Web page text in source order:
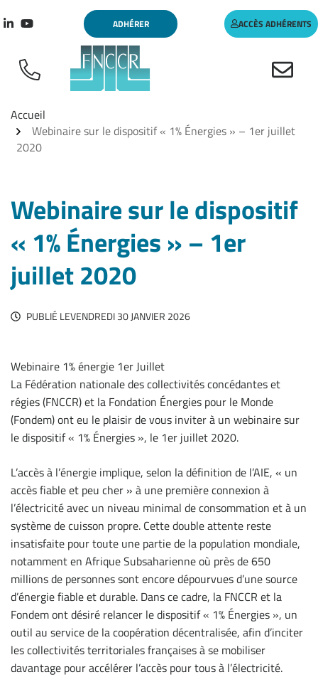
au
Lien vers le compte Linkedin
Lien vers la chaîne Youtube
ADHÉRER ACCÈS ADHÉRENTS
Accueil
Webinaire sur le dispositif « 1% Énergies » – 1er juillet
2020
Webinaire sur le dispositif
« 1% Énergies » – 1er
juillet 2020
PUBLIÉ LEVENDREDI 30 JANVIER 2026
Webinaire 1% énergie 1er Juillet
La Fédération nationale des collectivités concédantes et
régies (FNCCR) et la Fondation Énergies pour le Monde
(Fondem) ont eu le plaisir de vous inviter à un webinaire sur
le dispositif « 1% Énergies », le 1er juillet 2020.
L’accès à l’énergie implique, selon la définition de l’AIE, « un
accès fiable et peu cher » à une première connexion à
l’électricité avec un niveau minimal de consommation et à un
système de cuisson propre. Cette double attente reste
insatisfaite pour toute une partie de la population mondiale,
notamment en Afrique Subsaharienne où près de 650
millions de personnes sont encore dépourvues d’une source
d’énergie fiable et durable. Dans ce cadre, la FNCCR et la
Fondem ont désiré relancer le dispositif « 1% Énergies », un
outil au service de la coopération décentralisée, afin d’inciter
les collectivités territoriales françaises à se mobiliser
davantage pour accélérer l’accès pour tous à l’électricité.